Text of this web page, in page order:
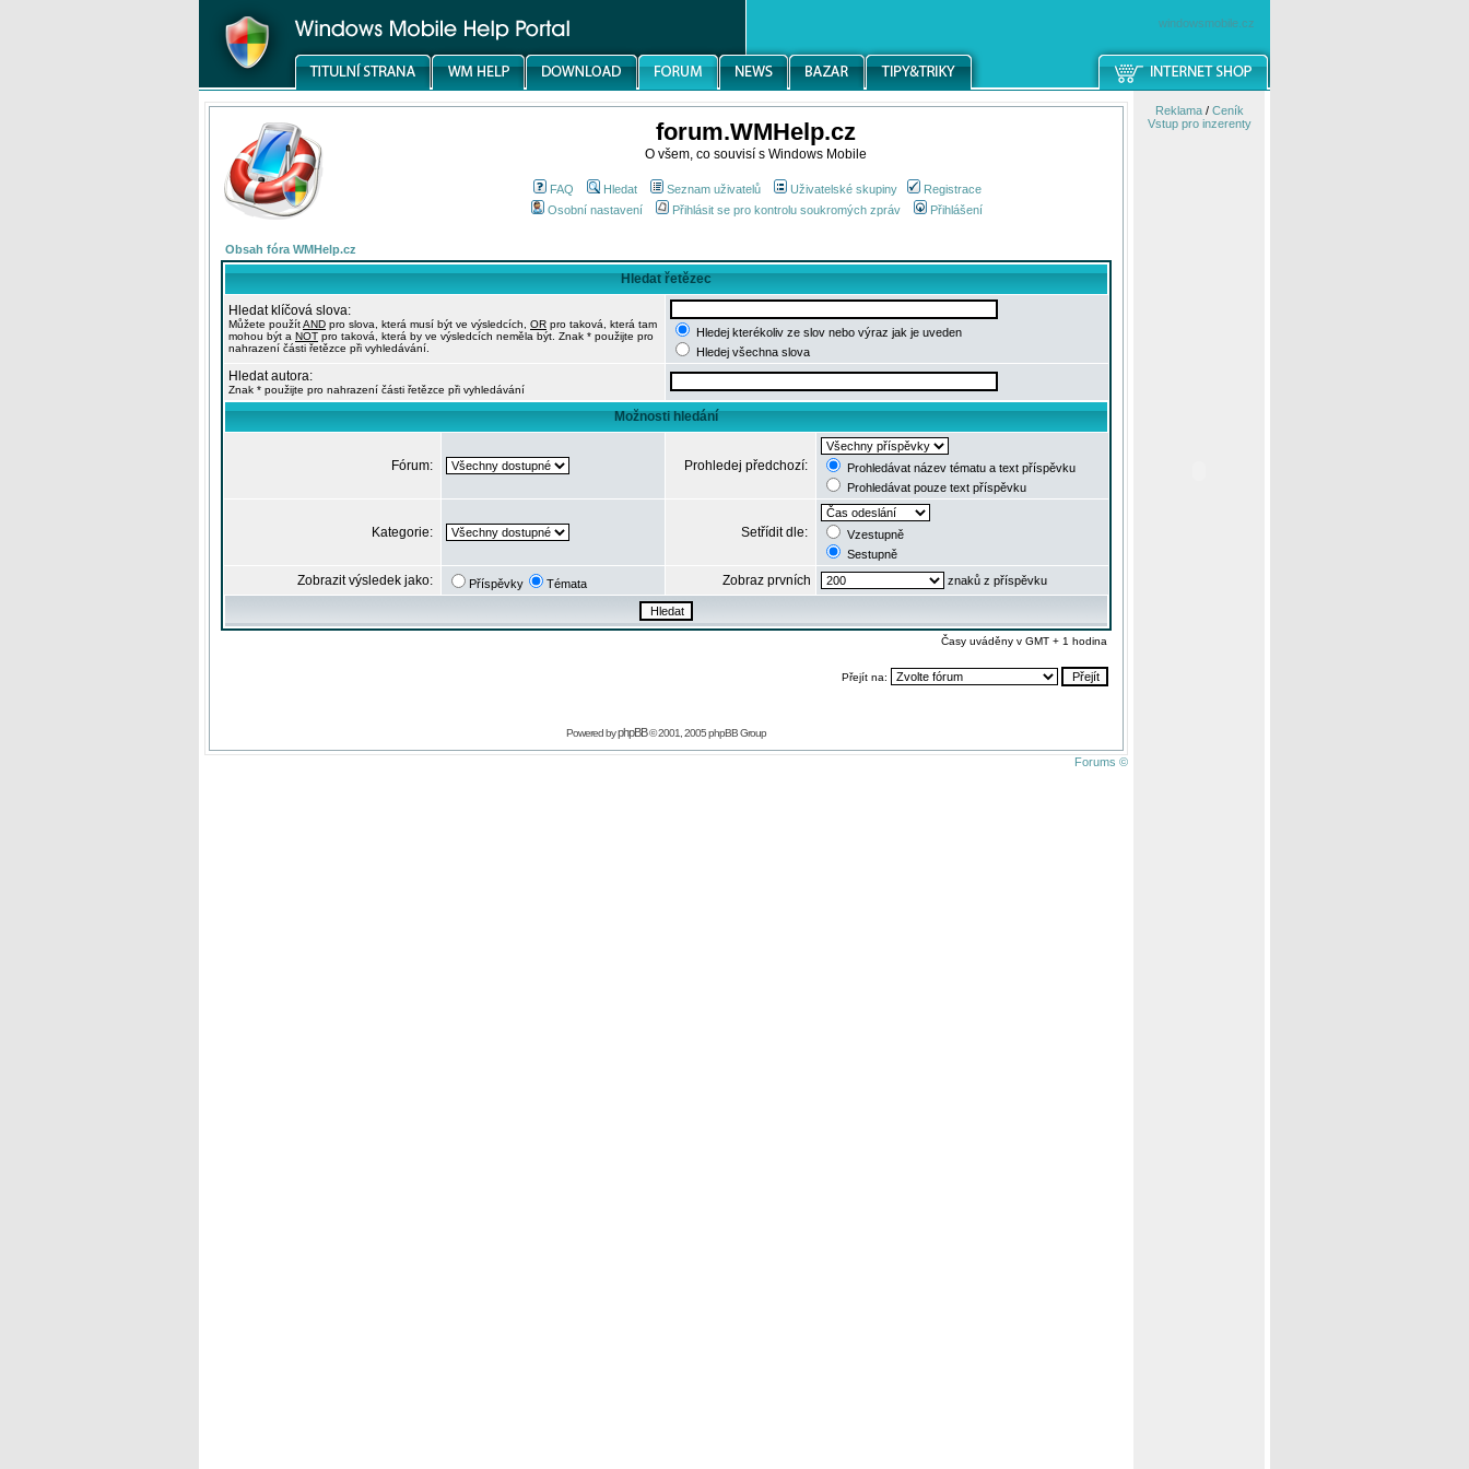
windowsmobile.cz
forum.WMHelp.cz
O všem, co souvisí s Windows Mobile
FAQ Hledat Seznam uživatelů Uživatelské skupiny
Registrace
Osobní nastavení
Přihlásit se pro kontrolu soukromých zpráv Přihlášení
Obsah fóra WMHelp.cz
Hledat řetězec
Hledat klíčová slova:
Můžete použítAND pro slova, která musí být ve výsledcích, OR pro taková, která tam
mohou být a NOT pro taková, která by ve výsledcích neměla být. Znak * použijte pro
nahrazení části řetězce při vyhledávání.
Hledej kterékoliv ze slov nebo výraz jak je uveden
Hledej všechna slova
Hledat autora:
Znak * použijte pro nahrazení části řetězce při vyhledávání
Možnosti hledání
Fórum: Prohledej předchozí:
Prohledávat název tématu a text příspěvku
Prohledávat pouze text příspěvku
Kategorie: Setřídit dle:
Vzestupně
Sestupně
Zobrazit výsledek jako: Příspěvky Témata Zobraz prvních znaků z příspěvku
Časy uváděny v GMT + 1 hodina
Přejít na:
Powered byphpBB© 2001, 2005 phpBB Group
Forums ©
Reklama/ Ceník
Vstup pro inzerenty